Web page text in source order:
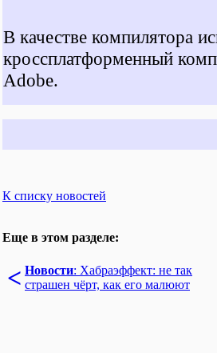
В качестве компилятора
кроссплатформенный
Adobe.
К списку новостей
Еще в этом разделе:
< Новости: Хабраэффект: не так
страшен чёрт, как его малюют